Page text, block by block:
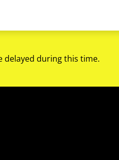
delayed during this time.